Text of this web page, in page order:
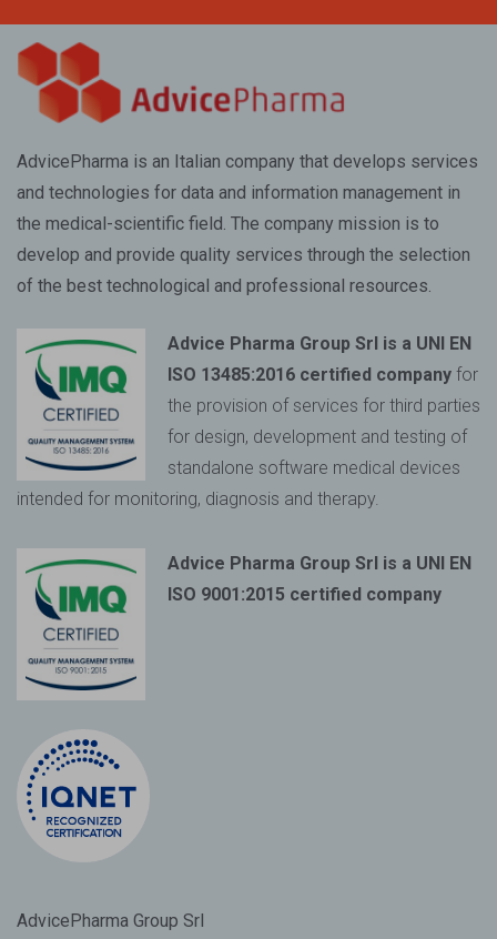
AdvicePharma is an Italian company that develops services
and technologies for data and information management in
the medical-scientific field. The company mission is to
develop and provide quality services through the selection
of the best technological and professional resources.
Advice Pharma Group Srl is a UNI EN
ISO 13485:2016 certified company for
the provision of services for third parties
for design, development and testing of
standalone software medical devices
intended for monitoring, diagnosis and therapy.
Advice Pharma Group Srl is a UNI EN
ISO 9001:2015 certified company
AdvicePharma Group Srl